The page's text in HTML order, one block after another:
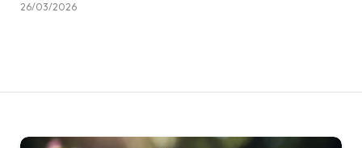
26/03/2026